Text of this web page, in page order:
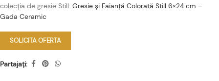
colecția de gresie Still: Gresie și Faianță Colorată Still 6×24 cm –
Gada Ceramic
SOLICITA OFERTA
Partajați: